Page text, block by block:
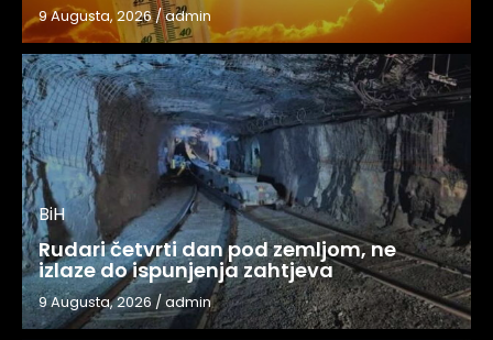
9 Augusta, 2026/admin
BiH
Rudari četvrti dan pod zemljom, ne
izlaze do ispunjenja zahtjeva
9 Augusta, 2026 / admin